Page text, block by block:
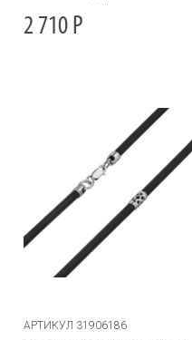
2 710 Р
АРТИКУЛ 31906186